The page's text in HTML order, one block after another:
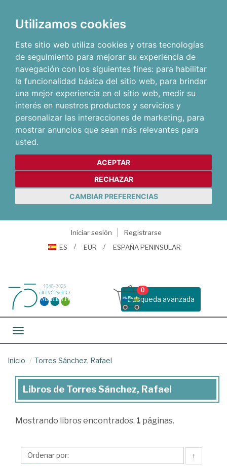
Utilizamos cookies
Este sitio web utiliza cookies y otras tecnologías
de seguimiento para mejorar su experiencia de
navegación con los siguientes fines: para habilitar
la funcionalidad básica del sitio web, para brindar
una mejor experiencia en el sitio web, medir su
interés en nuestros productos y servicios y
personalizar las interacciones de marketing, para
mostrar anuncios que sean más relevantes para
usted.
ACEPTAR
RECHAZAR
CAMBIAR PREFERENCIAS
Iniciar sesión
Registrarse
ES
EUR ESPAÑA PENINSULAR
Busqueda avanzada
0
Toggle navigation
Inicio Torres Sánchez, Rafael
Libros
Torres
Rafael
Libros de Torres Sánchez, Rafael
Mostrando libros encontrados. 1 páginas.
↑